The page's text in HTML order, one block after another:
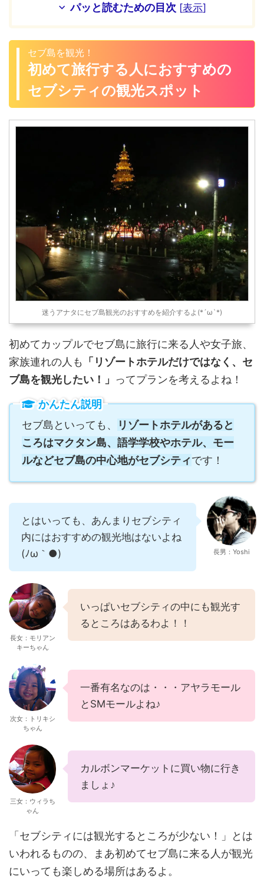
パッと読むための目次 [表示]
セブ島を観光！
初めて旅行する人におすすめの
セブシティの観光スポット
迷うアナタにセブ島観光のおすすめを紹介するよ(*´ω`*)
初めてカップルでセブ島に旅行に来る人や女子旅、
家族連れの人も
「リゾートホテルだけではなく、セ
ブ島を観光したい！」 ってプランを考えるよね！
かんたん説明
セブ島といっても、
リゾートホテルがあると
ころはマクタン島、語学学校やホテル、モー
ルなどセブ島の中心地がセブシティです！
とはいっても、あんまりセブシティ
内にはおすすめの観光地はないよね
(ﾉω｀●)
長男：Yoshi
長女：モリアン
キーちゃん
いっぱいセブシティの中にも観光す
るところはあるわよ！！
次女：トリキシ
ちゃん
一番有名なのは・・・アヤラモール
とSMモールよね♪
三女：ウィラち
ゃん
カルボンマーケットに買い物に行き
ましょ♪
「セブシティには観光するところが少ない！」とは
いわれるものの、まあ初めてセブ島に来る人が観光
にいっても楽しめる場所はあるよ。